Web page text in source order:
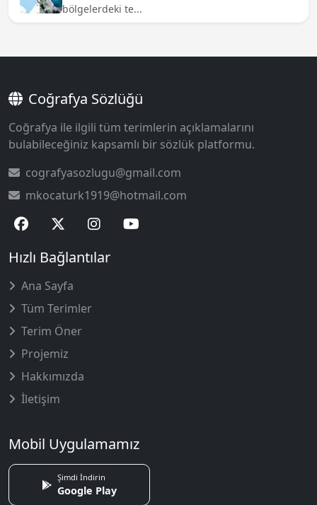
bölgelerdeki te...
Coğrafya Sözlüğü
Coğrafya ile ilgili tüm terimlerin açıklamalarını
bulabileceğiniz kapsamlı bir sözlük platformu.
cografyasozlugu@gmail.com
mkocaturk1919@hotmail.com
Hızlı Bağlantılar
Ana Sayfa
Tüm Terimler
Terim Öner
Projemiz
Hakkımızda
İletişim
Mobil Uygulamamız
Şimdi İndirin
Google Play